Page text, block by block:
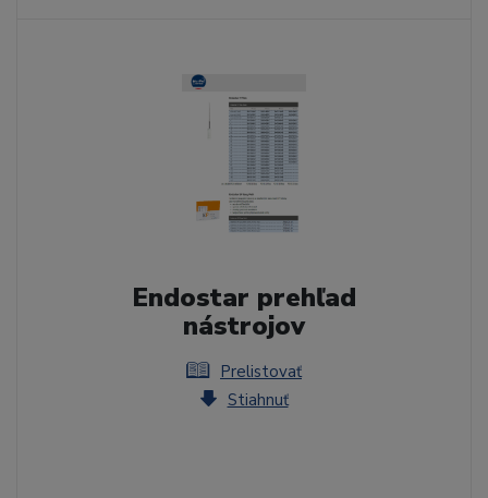
Endostar prehľad
nástrojov
Prelistovať
Stiahnuť